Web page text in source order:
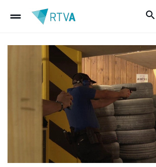
drag_handle search